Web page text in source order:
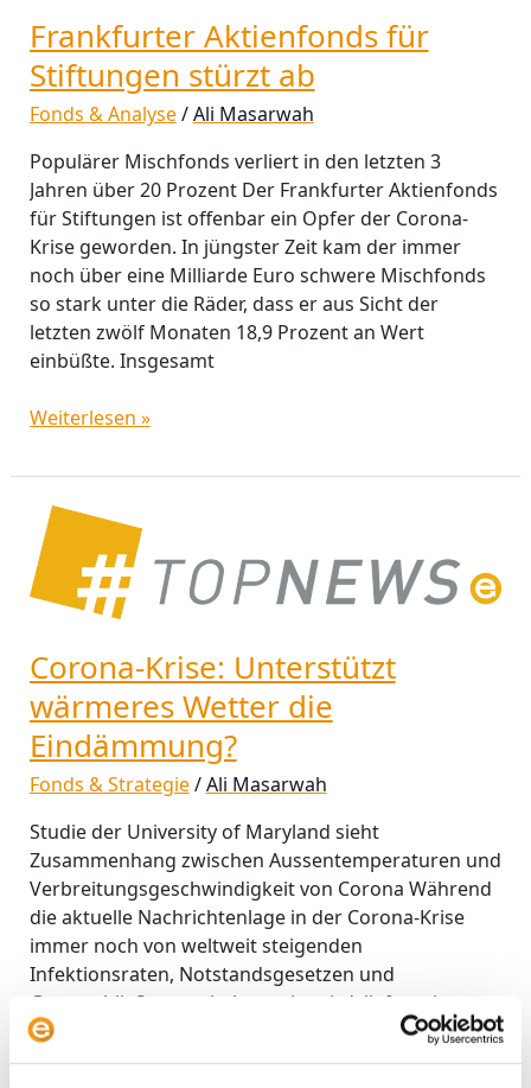
Frankfurter Aktienfonds für
Stiftungen stürzt ab
Fonds & Analyse/Ali Masarwah
Populärer Mischfonds verliert in den letzten 3
Jahren über 20 Prozent Der Frankfurter Aktienfonds
für Stiftungen ist offenbar ein Opfer der Corona-
Krise geworden. In jüngster Zeit kam der immer
noch über eine Milliarde Euro schwere Mischfonds
so stark unter die Räder, dass er aus Sicht der
letzten zwölf Monaten 18,9 Prozent an Wert
einbüßte. Insgesamt
Frankfurter
Aktienfonds
für
Stiftungen
ab
Weiterlesen »
Corona-Krise: Unterstützt
wärmeres Wetter die
Eindämmung?
Fonds & Strategie/Ali Masarwah
Studie der University of Maryland sieht
Zusammenhang zwischen Aussentemperaturen und
Verbreitungsgeschwindigkeit von Corona Während
die aktuelle Nachrichtenlage in der Corona-Krise
immer noch von weltweit steigenden
Infektionsraten, Notstandsgesetzen und
Grenzschließungen beherrscht wird, liefert eine
Studie des Institute of Human Virology der
University of Maryland einen der seltenen
Corona-
Krise:
Unterstützt
wärmeres
die
Eindämmung?